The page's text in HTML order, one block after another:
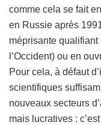
comme cela se fait
en Russie après
méprisante
l’Occident) ou en
Pour cela, à défaut
scientifiques
nouveaux secteurs
mais lucratives :